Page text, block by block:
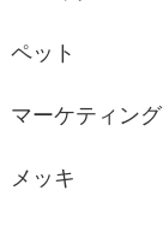
ペット
マーケティング
メッキ